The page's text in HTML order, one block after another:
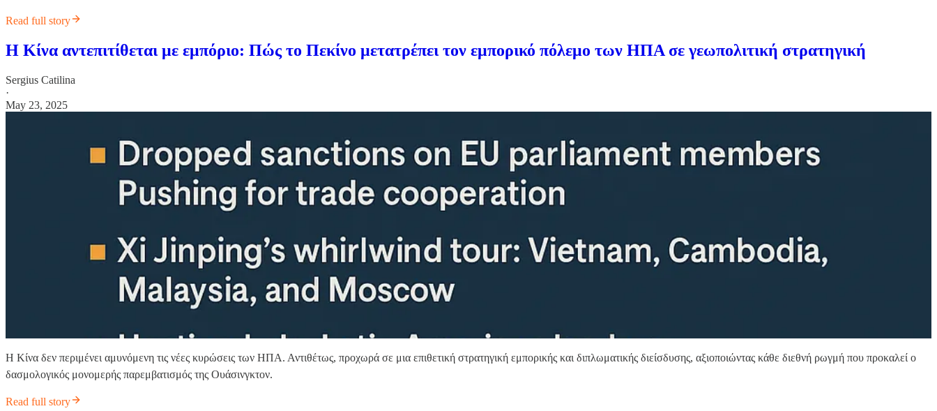
Read full story
Η Κίνα αντεπιτίθεται με εμπόριο: Πώς το Πεκίνο μετατρέπει τον εμπορικό πόλεμο των ΗΠΑ σε γεωπολιτική στρατηγική
Sergius Catilina
·
May 23, 2025
Η Κίνα δεν περιμένει αμυνόμενη τις νέες κυρώσεις των ΗΠΑ. Αντιθέτως, προχωρά σε μια επιθετική στρατηγική εμπορικής και διπλωματικής διείσδυσης, αξιοποιώντας κάθε διεθνή ρωγμή που προκαλεί ο
δασμολογικός μονομερής παρεμβατισμός της Ουάσινγκτον.
Read full story